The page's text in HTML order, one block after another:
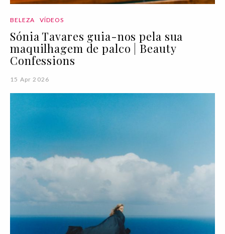
BELEZA VÍDEOS
Sónia Tavares guia-nos pela sua
maquilhagem de palco | Beauty
Confessions
15 Apr 2026